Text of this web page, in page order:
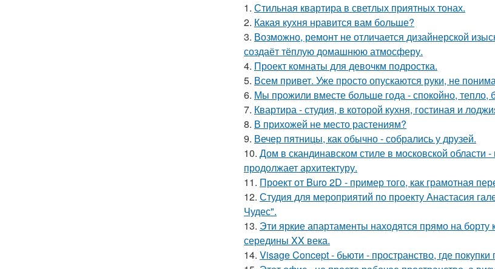
1. Стильная квартира в светлых приятных тонах.
2. Какая кухня нравится вам больше?
3. Возможно, ремонт не отличается дизайнерской
создаёт тёплую домашнюю атмосферу.
4. Проект комнаты для девочкм подростка.
5. Всем привет. Уже просто опускаются руки, не
6. Мы прожили вместе больше года - спокойно, тепло,
7. Квартира - студия, в которой кухня, гостиная и
8. В прихожей не место растениям?
9. Вечер пятницы, как обычно - собрались у друзей.
10. Дом в скандинавском стиле в московской области
продолжает архитектуру.
11. Проект от Buro 2D - пример того, как грамотная
12. Студия для мероприятий по проекту Анастасия
Чудес".
13. Эти яркие апартаменты находятся прямо на борту
середины XX века.
14. Visage Concept - бьюти - пространство, где